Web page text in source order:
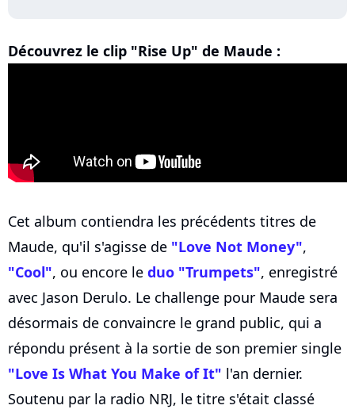
Découvrez le clip "Rise Up" de Maude :
Cet album contiendra les précédents titres de
Maude, qu'il s'agisse de "Love Not Money",
"Cool", ou encore le duo "Trumpets", enregistré
avec Jason Derulo. Le challenge pour Maude sera
désormais de convaincre le grand public, qui a
répondu présent à la sortie de son premier single
"Love Is What You Make of It" l'an dernier.
Soutenu par la radio NRJ, le titre s'était classé